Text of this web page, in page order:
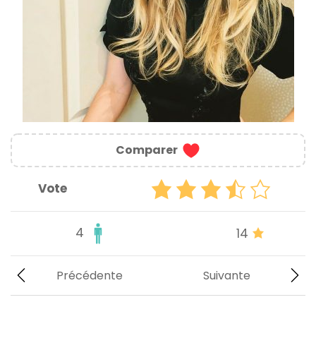
Comparer
Vote
4 14
Suivante
Précédente